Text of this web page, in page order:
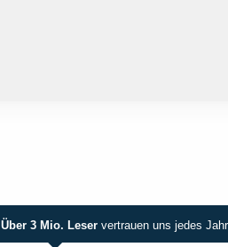
Über 3 Mio. Leser vertrauen uns jedes Jahr